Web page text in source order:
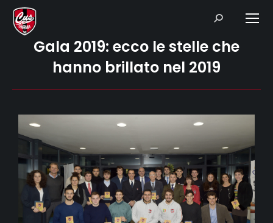
Search:
Gala 2019: ecco le stelle che
hanno brillato nel 2019